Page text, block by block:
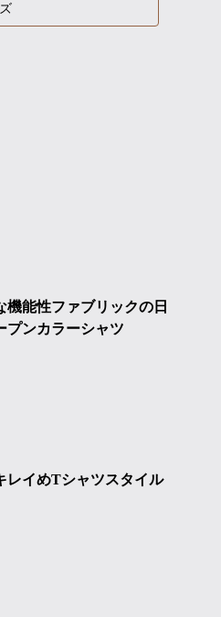
機能性ファブリックの日
プンカラーシャツ
レイめTシャツスタイル